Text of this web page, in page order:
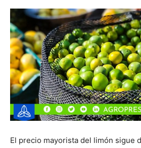
El precio mayorista del limón sigue